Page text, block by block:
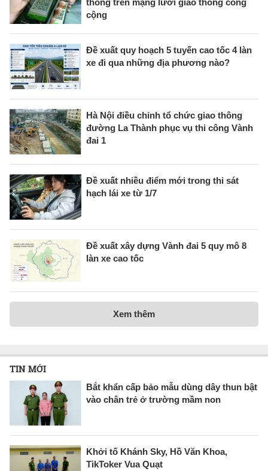
cộng
Đề xuất quy hoạch 5 tuyến cao tốc 4 làn
xe đi qua những địa phương nào?
Hà Nội điều chỉnh tổ chức giao thông
đường La Thành phục vụ thi công Vành
đai 1
Đề xuất nhiều điểm mới trong thi sát
hạch lái xe từ 1/7
Đề xuất xây dựng Vành đai 5 quy mô 8
làn xe cao tốc
Xem thêm
TIN MỚI
Bắt khẩn cấp bảo mẫu dùng dây thun bật
vào chân trẻ ở trường mầm non
Khởi tố Khánh Sky, Hồ Văn Khoa,
TikToker Vua Quạt